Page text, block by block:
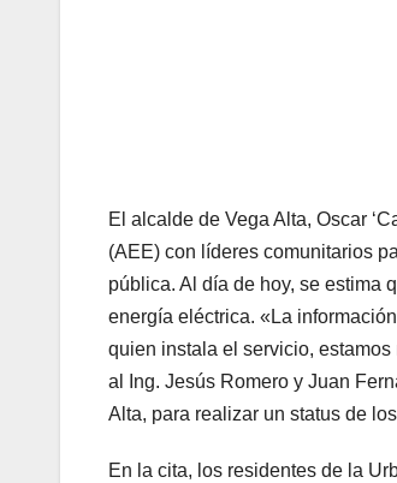
El alcalde de Vega Alta, Oscar
(AEE) con líderes comunitarios
pública. Al día de hoy, se estima
energía eléctrica. «La
quien instala el servicio,
al Ing. Jesús Romero y Juan
Alta, para realizar un status de
En la cita, los residentes de la